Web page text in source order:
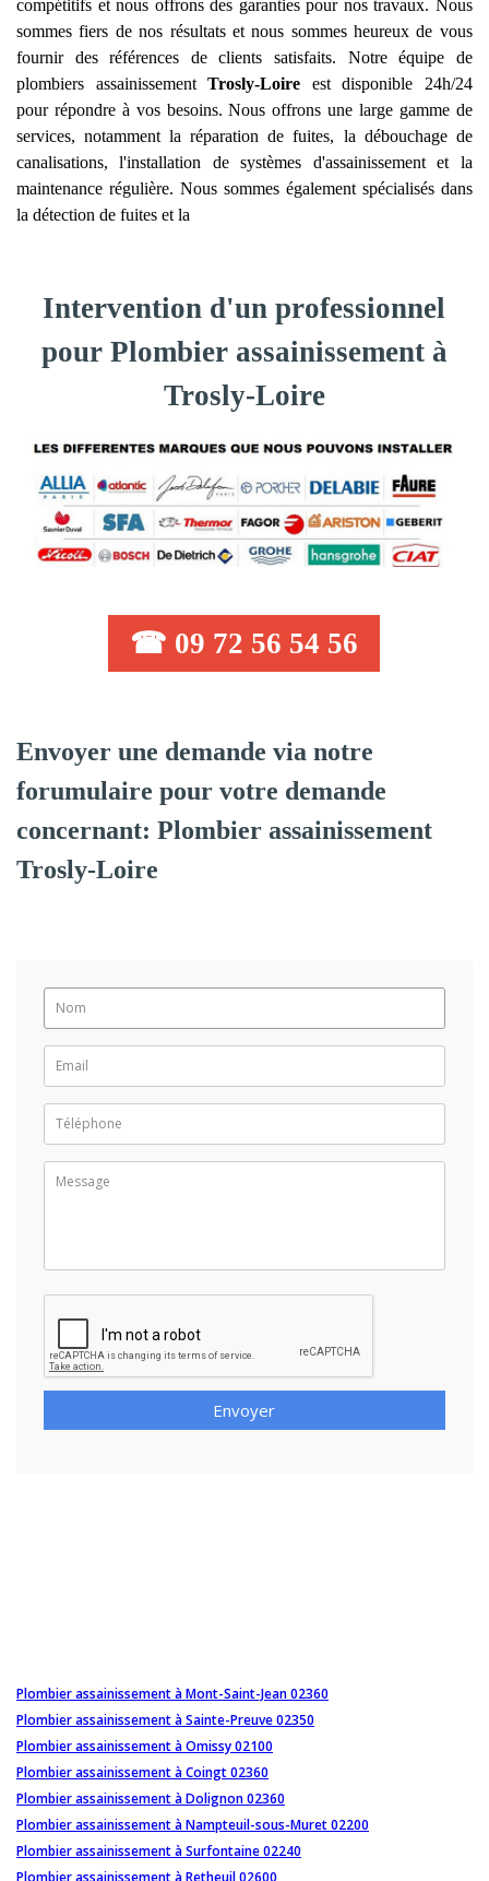
compétitifs et nous offrons des garanties pour nos travaux. Nous
sommes fiers de nos résultats et nous sommes heureux de vous
fournir des références de clients satisfaits. Notre équipe de
plombiers assainissementTrosly-Loire est disponible 24h/24
pour répondre à vos besoins. Nous offrons une large gamme de
services, notamment la réparation de fuites, la débouchage de
canalisations, l'installation de systèmes d'assainissement et la
maintenance régulière. Nous sommes également spécialisés dans
la détection de fuites et la
Intervention d'un professionnel
pour Plombier assainissement à
Trosly-Loire
☎ 09 72 56 54 56
Envoyer une demande via notre
forumulaire pour votre demande
concernant: Plombier assainissement
Trosly-Loire
Envoyer
Plombier assainissement à Mont-Saint-Jean 02360
Plombier assainissement à Sainte-Preuve 02350
Plombier assainissement à Omissy 02100
Plombier assainissement à Coingt 02360
Plombier assainissement à Dolignon 02360
Plombier assainissement à Nampteuil-sous-Muret 02200
Plombier assainissement à Surfontaine 02240
Plombier assainissement à Retheuil 02600